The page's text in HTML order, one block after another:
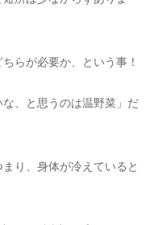
らが必要か、という事！
、と思うのは温野菜」だ
り、身体が冷えていると